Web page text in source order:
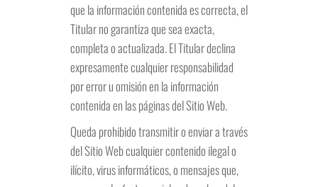
que la información contenida es correcta, el
Titular no garantiza que sea exacta,
completa o actualizada. El Titular declina
expresamente cualquier responsabilidad
por error u omisión en la información
contenida en las páginas del Sitio Web.
Queda prohibido transmitir o enviar a través
del Sitio Web cualquier contenido ilegal o
ilícito, virus informáticos, o mensajes que,